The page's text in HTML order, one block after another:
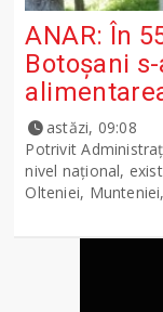
ANAR: În
Botoșani
astăzi, 09:08
Potrivit
nivel naţional,
Olteniei,